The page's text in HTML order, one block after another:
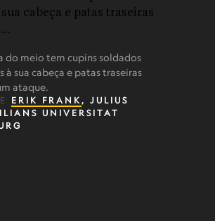
do meio tem cupins soldados
à sua cabeça e patas traseiras
ataque.
ERIK FRANK , JULIUS
UNIVERSITAT